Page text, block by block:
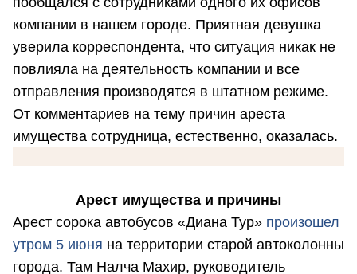
компании в нашем городе. Приятная девушка
уверила корреспондента, что ситуация никак не
повлияла на деятельность компании и все
отправления производятся в штатном режиме.
От комментариев на тему причин ареста
имущества сотрудница, естественно, оказалась.
Арест имущества и причины
Арест сорока автобусов «Диана Тур» произошел
утром 5 июня на территории старой автоколонны
города. Там Налча Махир, руководитель